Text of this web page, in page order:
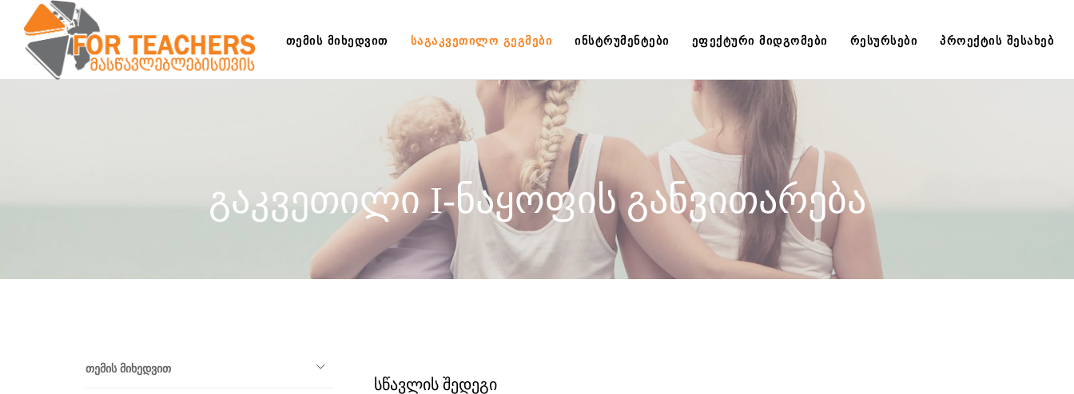
ᲗᲔᲛᲘᲡ ᲛᲘᲮᲔᲓᲕᲘᲗ ᲡᲐᲒᲐᲙᲕᲔᲗᲘᲚᲝ ᲒᲔᲒᲛᲔᲑᲘ ᲘᲜᲡᲢᲠᲣᲛᲔᲜᲢᲔᲑᲘ ᲔᲤᲔᲥᲢᲣᲠᲘ ᲛᲘᲓᲒᲝᲛᲔᲑᲘ ᲠᲔᲡᲣᲠᲡᲔᲑᲘ ᲞᲠᲝᲔᲥᲢᲘᲡ ᲨᲔᲡᲐᲮᲔᲑ
გაკვეთილი I-ნაყოფის განვითარება
სწავლის შედეგი
თემის მიხედვით